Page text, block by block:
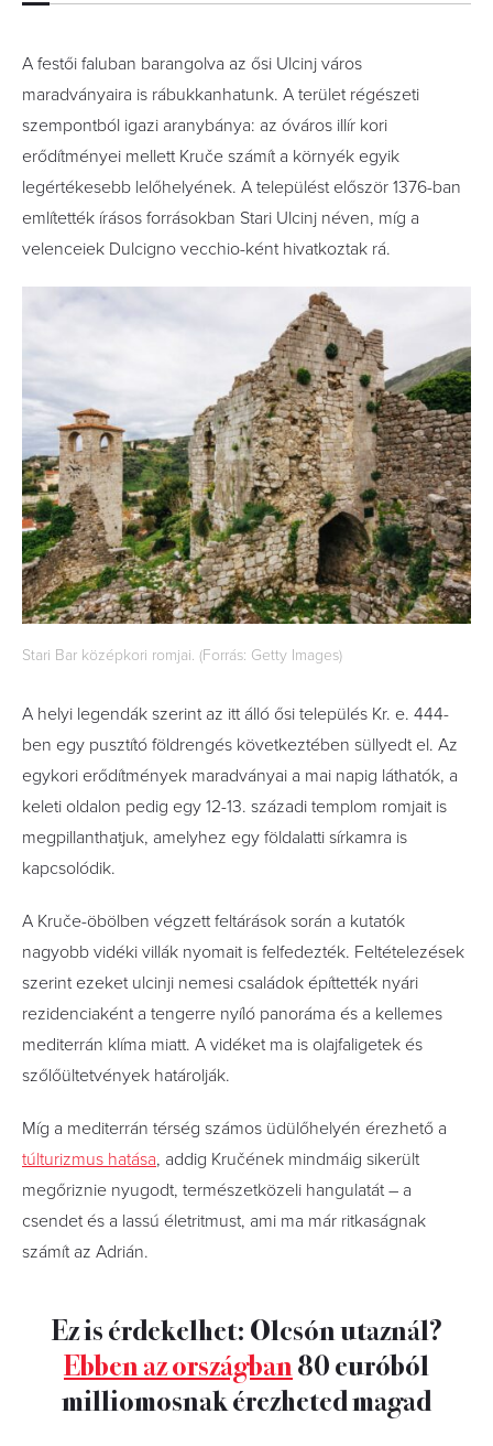
A festői faluban barangolva az ősi Ulcinj város
maradványaira is rábukkanhatunk. A terület régészeti
szempontból igazi aranybánya: az óváros illír kori
erődítményei mellett Kruče számít a környék egyik
legértékesebb lelőhelyének. A települést először 1376-ban
említették írásos forrásokban Stari Ulcinj néven, míg a
velenceiek Dulcigno vecchio-ként hivatkoztak rá.
Stari Bar középkori romjai. (Forrás: Getty Images)
A helyi legendák szerint az itt álló ősi település Kr. e. 444-
ben egy pusztító földrengés következtében süllyedt el. Az
egykori erődítmények maradványai a mai napig láthatók, a
keleti oldalon pedig egy 12-13. századi templom romjait is
megpillanthatjuk, amelyhez egy földalatti sírkamra is
kapcsolódik.
A Kruče-öbölben végzett feltárások során a kutatók
nagyobb vidéki villák nyomait is felfedezték. Feltételezések
szerint ezeket ulcinji nemesi családok építtették nyári
rezidenciaként a tengerre nyíló panoráma és a kellemes
mediterrán klíma miatt. A vidéket ma is olajfaligetek és
szőlőültetvények határolják.
Míg a mediterrán térség számos üdülőhelyén érezhető a
túlturizmus hatása, addig Kručének mindmáig sikerült
megőriznie nyugodt, természetközeli hangulatát – a
csendet és a lassú életritmust, ami ma már ritkaságnak
számít az Adrián.
Ez is érdekelhet: Olcsón utaznál?
Ebben az országban80 euróból
milliomosnak érezheted magad